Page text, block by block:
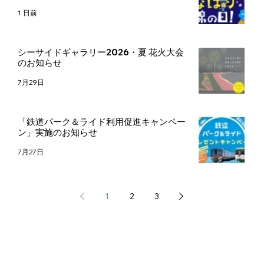
1 日前
シーサイドギャラリー2026・夏 花火大会
のお知らせ
7月29日
「鉄道パーク＆ライド利用促進キャンペー
ン」実施のお知らせ
7月27日
1 2 3